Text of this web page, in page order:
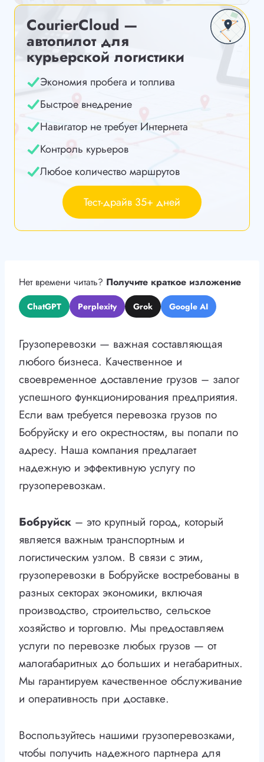
CourierCloud —
автопилот для
курьерской логистики
Экономия пробега и топлива
Быстрое внедрение
Навигатор не требует Интернета
Контроль курьеров
Любое количество маршрутов
Тест-драйв 35+ дней
Нет времени читать? Получите краткое изложение
ChatGPT Perplexity Grok Google AI
Грузоперевозки — важная составляющая
любого бизнеса. Качественное и
своевременное доставление грузов – залог
успешного функционирования предприятия.
Если вам требуется перевозка грузов по
Бобруйску и его окрестностям, вы попали по
адресу. Наша компания предлагает
надежную и эффективную услугу по
грузоперевозкам.
Бобруйск – это крупный город, который
является важным транспортным и
логистическим узлом. В связи с этим,
грузоперевозки в Бобруйске востребованы в
разных секторах экономики, включая
производство, строительство, сельское
хозяйство и торговлю. Мы предоставляем
услуги по перевозке любых грузов — от
малогабаритных до больших и негабаритных.
Мы гарантируем качественное обслуживание
и оперативность при доставке.
Воспользуйтесь нашими грузоперевозками,
чтобы получить надежного партнера для